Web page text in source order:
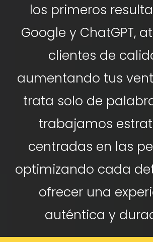
los primeros
Google y ChatGPT,
clientes de
aumentando tus
trata solo de
trabajamos
centradas en las
optimizando cada
ofrecer una
auténtica y